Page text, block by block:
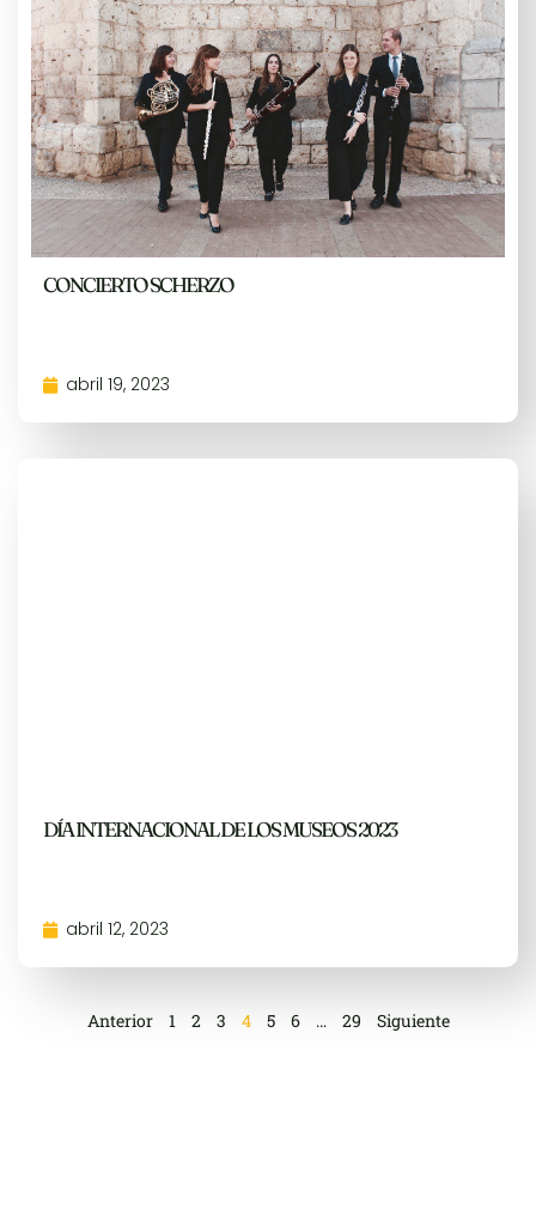
CONCIERTO SCHERZO
abril 19, 2023
DÍA INTERNACIONAL DE LOS MUSEOS 2023
abril 12, 2023
Anterior 1 2 3 4 5 6 … 29 Siguiente